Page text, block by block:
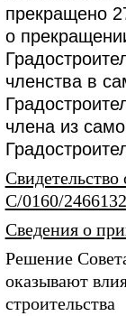
прекращено
о
членства в
члена из
С/0160/
Сведения о
Решение
оказывают
строительства